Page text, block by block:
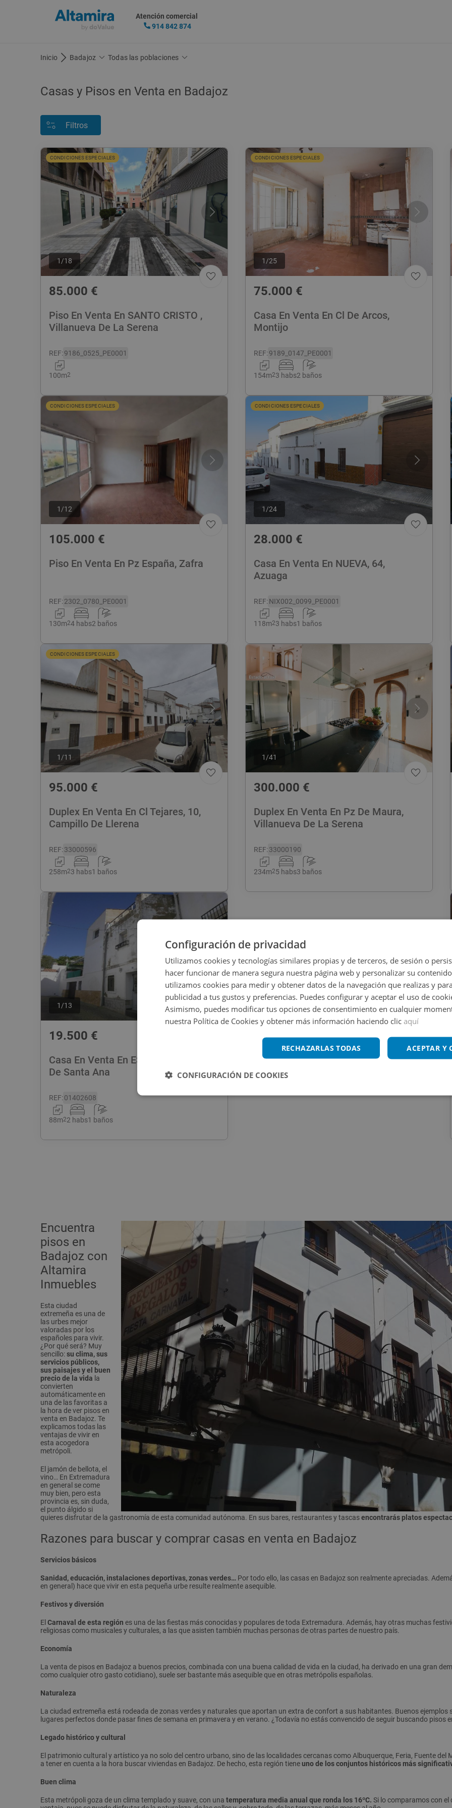
Atención comercial
914 842 874
Inicio Badajoz Todas las poblaciones
Casas y Pisos en Venta en Badajoz
Filtros
1 /18
CONDICIONES ESPECIALES
85.000 €
Piso En Venta En SANTO CRISTO ,
Villanueva De La Serena
REF:9186_0525_PE0001
100m2
1 /25
CONDICIONES ESPECIALES
75.000 €
Casa En Venta En Cl De Arcos,
Montijo
REF:9189_0147_PE0001
154m23 habs2 baños
1 /12
CONDICIONES ESPECIALES
105.000 €
Piso En Venta En Pz España, Zafra
REF:2302_0780_PE0001
130m24 habs2 baños
1 /24
CONDICIONES ESPECIALES
28.000 €
Casa En Venta En NUEVA, 64,
Azuaga
REF:NIX002_0099_PE0001
118m23 habs1 baños
1 /11
CONDICIONES ESPECIALES
95.000 €
Duplex En Venta En Cl Tejares, 10,
Campillo De Llerena
REF:33000596
258m23 habs1 baños
1 /41
300.000 €
Duplex En Venta En Pz De Maura,
Villanueva De La Serena
REF:33000190
234m25 habs3 baños
1 /13
19.500 €
Casa En Venta En ESPAÑA, 2, Valle
De Santa Ana
REF:01402608
88m22 habs1 baños
Encuentra
pisos en
Badajoz con
Altamira
Inmuebles
Esta ciudad
extremeña es una de
las urbes mejor
valoradas por los
españoles para vivir.
¿Por qué será? Muy
sencillo:su clima, sus
servicios públicos,
sus paisajes y el buen
precio de la vida la
convierten
automáticamente en
una de las favoritas a
la hora de ver pisos en
venta en Badajoz. Te
explicamos todas las
ventajas de vivir en
esta acogedora
metrópoli.
El jamón de bellota, el
vino… En Extremadura
en general se come
muy bien, pero esta
provincia es, sin duda,
el punto álgido si
quieres disfrutar de la gastronomía de esta comunidad autónoma. En sus bares, restaurantes y tascasencontrarás platos
Razones para buscar y comprar casas en venta en Badajoz
Servicios básicos
Sanidad, educación, instalaciones deportivas, zonas verdes… Por todo ello, las casas en Badajoz son realmente apreciadas.
en general) hace que vivir en esta pequeña urbe resulte realmente asequible.
Festivos y diversión
El Carnaval de esta región es una de las fiestas más conocidas y populares de toda Extremadura. Además, hay otras muchas
religiosas como musicales y culturales, a las que asisten también muchas personas de otras partes de nuestro país.
Economía
La venta de pisos en Badajoz a buenos precios, combinada con una buena calidad de vida en la ciudad, ha derivado en una gran
como cualquier otro gasto cotidiano), suele ser bastante más asequible que en otras metrópolis españolas.
Naturaleza
La ciudad extremeña está rodeada de zonas verdes y naturales que aportan un extra de confort a sus habitantes. Buenos ejemplos
lugares perfectos donde pasar fines de semana en primavera y en verano. ¿Todavía no estás convencido de seguir buscando pisos
Legado histórico y cultural
El patrimonio cultural y artístico ya no solo del centro urbano, sino de las localidades cercanas como Albuquerque, Feria, Fuente
a tener en cuenta a la hora buscar viviendas en Badajoz. De hecho, esta región tieneuno de los conjuntos históricos más
Buen clima
Esta metrópoli goza de un clima templado y suave, con una temperatura media anual que ronda los 16ºC. Si lo comparamos con
Configuración de privacidad
Utilizamos cookies y tecnologías similares propias y de terceros, de sesión o
hacer funcionar de manera segura nuestra página web y personalizar su
utilizamos cookies para medir y obtener datos de la navegación que realizas y
publicidad a tus gustos y preferencias. Puedes configurar y aceptar el uso de
Asimismo, puedes modificar tus opciones de consentimiento en cualquier
nuestra Política de Cookies y obtener más información haciendo clic aquí
ACEPTAR Y
RECHAZARLAS TODAS
CONFIGURACIÓN DE COOKIES